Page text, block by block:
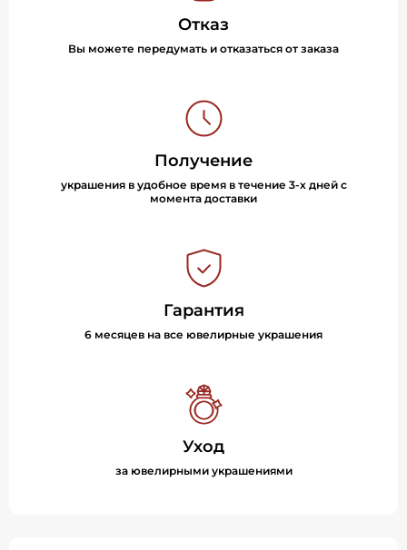
Отказ
Вы можете передумать и отказаться от заказа
Получение
украшения в удобное время в течение 3-х дней с
момента доставки
Гарантия
6 месяцев на все ювелирные украшения
Уход
за ювелирными украшениями